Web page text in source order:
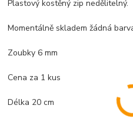
Plastový kostěný zip nedělitelný.
Momentálně skladem žádná
Zoubky 6 mm
Cena za 1 kus
Délka 20 cm